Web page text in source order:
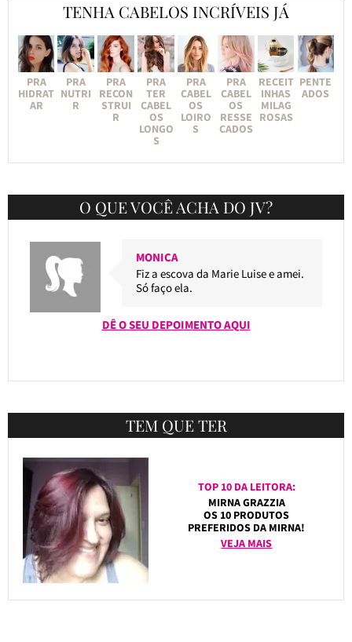
TENHA CABELOS INCRÍVEIS JÁ
PRA
HIDRAT
AR
PRA
NUTRI
R
PRA
RECON
STRUI
R
PRA
TER
CABEL
OS
LONGO
S
PRA
CABEL
OS
LOIRO
S
PRA
CABEL
OS
RESSE
CADOS
RECEIT
INHAS
MILAG
ROSAS
PENTE
ADOS
O QUE VOCÊ ACHA DO JV?
MONICA
Fiz a escova da Marie Luise e amei.
Só faço ela.
DÊ O SEU DEPOIMENTO AQUI
TEM QUE TER
TOP 10 DA LEITORA:
MIRNA GRAZZIA
OS 10 PRODUTOS
PREFERIDOS DA MIRNA!
VEJA MAIS